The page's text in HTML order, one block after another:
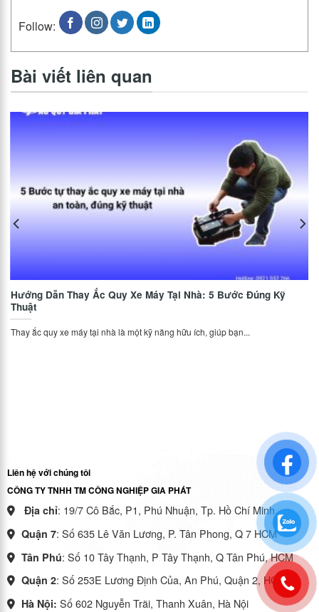
Follow:
Bài viết liên quan
Hướng Dẫn Thay Ắc Quy Xe Máy Tại Nhà: 5 Bước Đúng Kỹ
Thuật
Thay ắc quy xe máy tại nhà là một kỹ năng hữu ích, giúp bạn...
Liên hệ với chúng tôi
CÔNG TY TNHH TM CÔNG NGHIỆP GIA PHÁT
Địa chỉ: 19/7 Cô Bắc, P1, Phú Nhuận, Tp. Hồ Chí Minh.
Quận 7: Số 635 Lê Văn Lương, P. Tân Phong, Q 7 HCM
Tân Phú: Số 10 Tây Thạnh, P Tây Thạnh, Q Tân Phú, HCM
Quận 2: Số 253E Lương Định Của, An Phú, Quận 2, HCM
Hà Nội: Số 602 Nguyễn Trãi, Thanh Xuân, Hà Nội